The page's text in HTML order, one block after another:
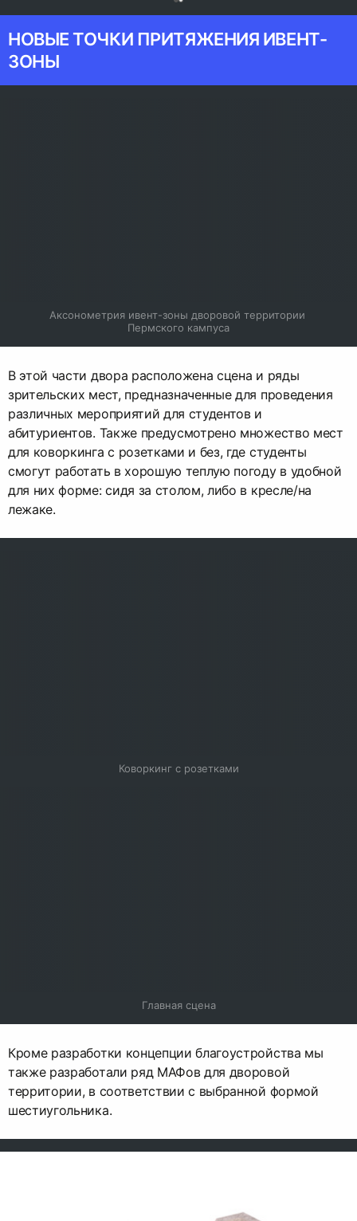
НОВЫЕ ТОЧКИ ПРИТЯЖЕНИЯ ИВЕНТ-
ЗОНЫ
Аксонометрия ивент-зоны дворовой территории
Пермского кампуса
В этой части двора расположена сцена и ряды
зрительских мест, предназначенные для проведения
различных мероприятий для студентов и
абитуриентов. Также предусмотрено множество мест
для коворкинга с розетками и без, где студенты
смогут работать в хорошую теплую погоду в удобной
для них форме: сидя за столом, либо в кресле/на
лежаке.
Коворкинг с розетками
Главная сцена
Кроме разработки концепции благоустройства мы
также разработали ряд МАФов для дворовой
территории, в соответствии с выбранной формой
шестиугольника.